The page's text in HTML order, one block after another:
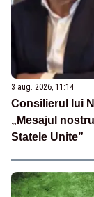
3 aug. 2026, 11:14
Consilierul lui
„Mesajul
Statele Unite”